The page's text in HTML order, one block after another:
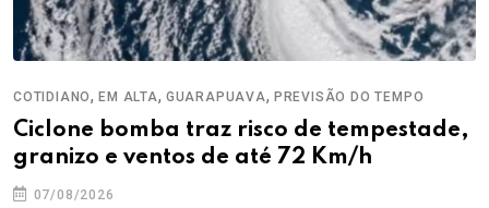
COTIDIANO,EM ALTA, GUARAPUAVA, PREVISÃO DO TEMPO
Ciclone bomba traz risco de tempestade,
granizo e ventos de até 72 Km/h
07/08/2026